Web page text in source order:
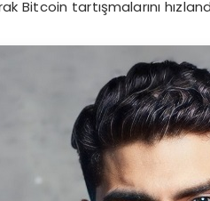
Bitcoin tartışmalarını